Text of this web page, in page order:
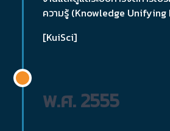
ความรู้ (Knowledge Unifying
[KuiSci]
พ.ศ. 2555